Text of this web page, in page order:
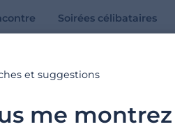
Soirées célibataires
ligne
et suggestions
me